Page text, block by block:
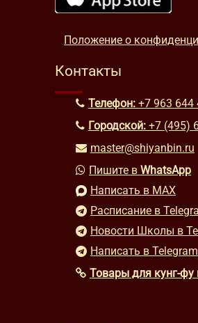
Положение о
Контакты
Телефон: +7 963 644
Городской: +7 (495)
master@shiyanbin.ru
Пишите в WhatsApp
Написать в MAX
Расписание в
Новости Школы в
Написать в Telegram
Товары для кунг-фу